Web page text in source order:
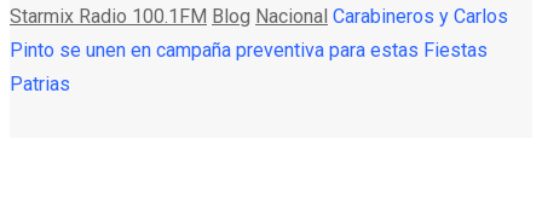
Starmix Radio 100.1FM Blog Nacional Carabineros y Carlos
Pinto se unen en campaña preventiva para estas Fiestas
Patrias